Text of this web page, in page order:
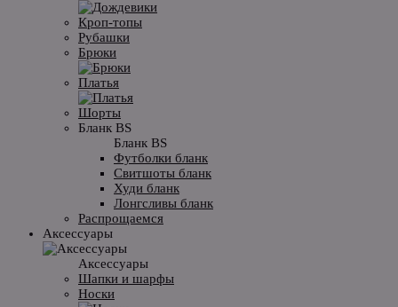
Кроп-топы
Рубашки
Брюки
Платья
Шорты
Бланк BS
Бланк BS
Футболки бланк
Свитшоты бланк
Худи бланк
Лонгсливы бланк
Распрощаемся
Аксессуары
Аксессуары
Шапки и шарфы
Носки